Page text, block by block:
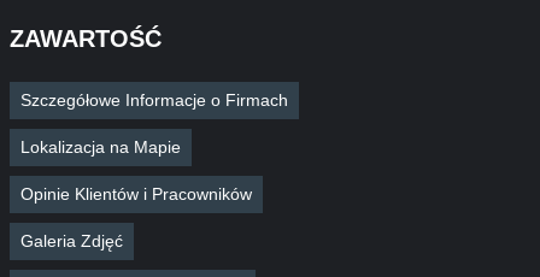
ZAWARTOŚĆ
Szczegółowe Informacje o Firmach
Lokalizacja na Mapie
Opinie Klientów i Pracowników
Galeria Zdjęć